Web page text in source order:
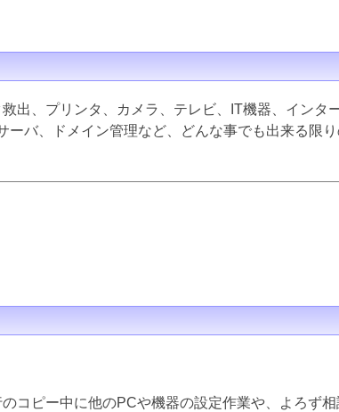
出、プリンタ、カメラ、テレビ、IT機器、インタ
バ、ドメイン管理など、どんな事でも出来る限
コピー中に他のPCや機器の設定作業や、よろず